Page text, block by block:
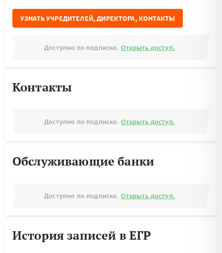
УЗНАТЬ УЧРЕДИТЕЛЕЙ, ДИРЕКТОРА, КОНТАКТЫ
Доступно по подписке. Открыть доступ.
Контакты
Доступно по подписке. Открыть доступ.
Обслуживающие банки
Доступно по подписке. Открыть доступ.
История записей в ЕГР